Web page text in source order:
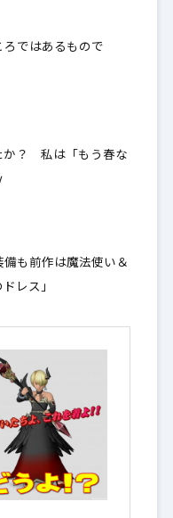
ろではあるもので
か？ 私は「もう春な
も前作は魔法使い＆
レス」